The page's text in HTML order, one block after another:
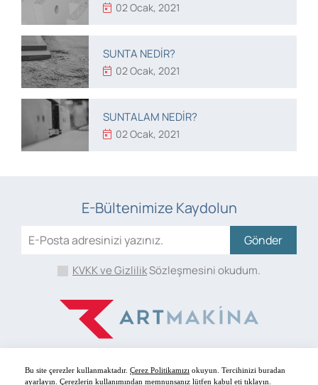
Bu site çerezler kullanmaktadır. Çerez Politikamızı okuyun. Tercihinizi buradan
ayarlayın. Çerezlerin kullanımından memnunsanız lütfen kabul eti tıklayın.
02 Ocak, 2021
SUNTA NEDIR?
02 Ocak, 2021
SUNTALAM NEDIR?
02 Ocak, 2021
E-Bültenimize Kaydolun
Gönder
KVKK ve GizlilikSözleşmesini okudum.